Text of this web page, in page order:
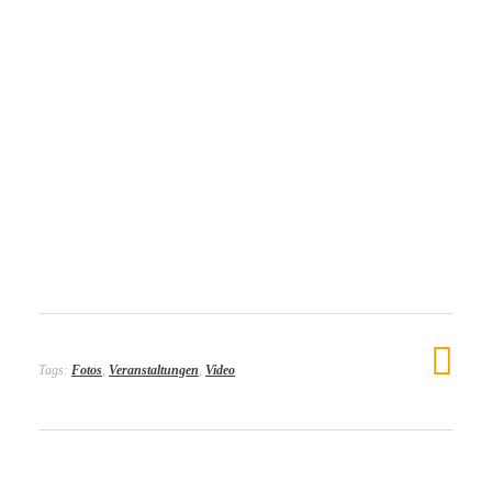
Tags: Fotos, Veranstaltungen, Video